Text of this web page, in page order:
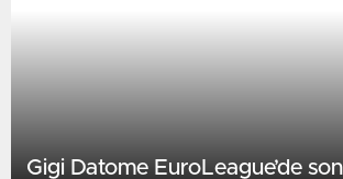
Gigi Datome EuroLeague’de son